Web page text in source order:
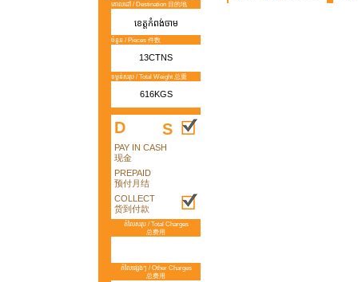
គោលដៅ / Destination 目的地
ខេត្តកំពង់ចាម
ចំនួន / Pieces 件数
13CTNS
ទម្ងន់សរុប / Total Weight 总重
616KGS
D S
PAY IN CASH
现金
PREPAID
预付月结
COLLECT
货到付款
តំលៃសរុប / Total Charges
总费用
តំលៃផ្សេងៗ / Other Charges
总费用